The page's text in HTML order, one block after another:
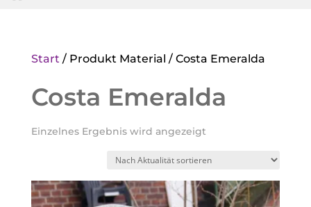
Start / Produkt Material / Costa Emeralda
Costa Emeralda
Einzelnes Ergebnis wird angezeigt